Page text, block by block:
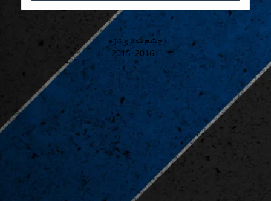
چشم اندازی تازه
© 2015-2016